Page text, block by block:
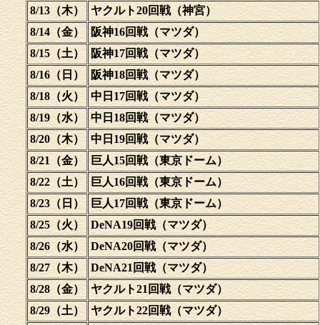
8/13（木） ヤクルト20回戦（神宮）
8/14（金） 阪神16回戦（マツダ）
8/15（土）
阪神17回戦（マツダ）
8/16（日） 阪神18回戦（マツダ）
8/18（火） 中日17回戦（マツダ）
8/19（水） 中日18回戦（マツダ）
8/20（木） 中日19回戦（マツダ）
8/21（金）
巨人15回戦（東京ドーム）
8/22（土） 巨人16回戦（東京ドーム）
8/23（日） 巨人17回戦（東京ドーム）
8/25（火） DeNA19回戦（マツダ）
8/26（水） DeNA20回戦（マツダ）
8/27（木） DeNA21回戦（マツダ）
8/28（金）
ヤクルト21回戦（マツダ）
8/29（土） ヤクルト22回戦（マツダ）